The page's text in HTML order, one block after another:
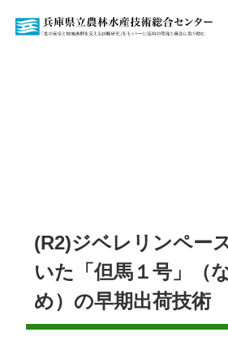
(R2)ジベレリンペー
いた「但馬１号」（
め）の早期出荷技術